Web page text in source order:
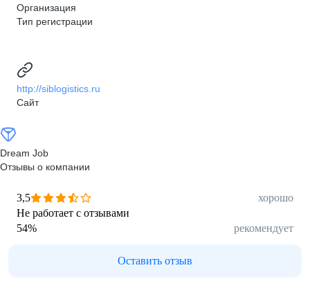
Организация
Тип регистрации
http://siblogistics.ru
Сайт
Dream Job
Отзывы о компании
3,5
хорошо
Не работает с отзывами
54% рекомендует
Оставить отзыв